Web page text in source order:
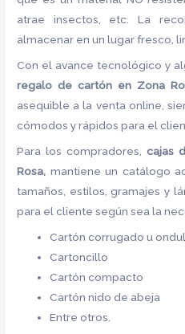
atrae insectos, etc. La
almacenar en un lugar fresco,
Con el avance tecnológico y
regalo de cartón en Zona
asequible a la venta online,
cómodos y rápidos para el
Para los compradores, cajas
Rosa, mantiene un catálogo
tamaños, estilos, gramajes y
para el cliente según sea la
Cartón corrugado u
Cartoncillo
Cartón compacto
Cartón nido de abeja
Entre otros.